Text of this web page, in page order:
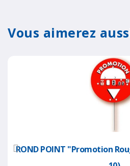
Vous aimerez
ROND POINT "promotion